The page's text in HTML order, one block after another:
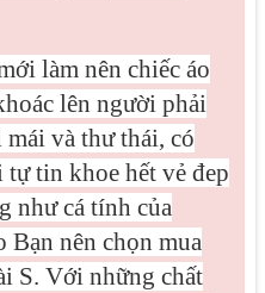
làm nên chiếc áo
lên người phải
mái và thư thái, có
tin khoe hết vẻ đep
như cá tính của
nên chọn mua
S. Với những chất